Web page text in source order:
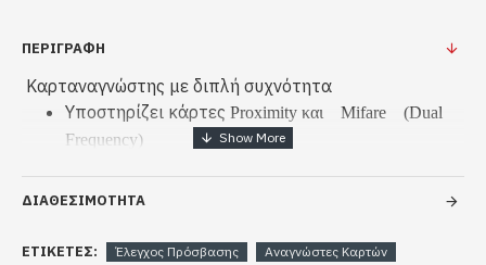
ΠΕΡΙΓΡΑΦΗ
Καρταναγνώστης με διπλή συχνότητα
Υποστηρίζει κάρτες Proximity και Mifare (Dual
Frequency)
Wiegand format 34/66
αποδοχή κάρτας ή σφάλμα
ΔΙΑΘΕΣΙΜΟΤΗΤΑ
ΕΤΙΚΈΤΕΣ: Έλεγχος Πρόσβασης
Αναγνώστες Καρτών